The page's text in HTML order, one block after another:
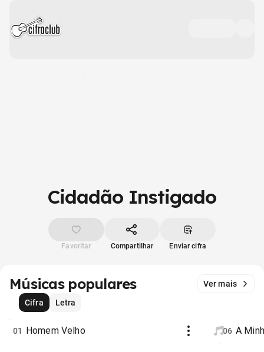
Cidadão Instigado
Favoritar Compartilhar Enviar cifra
Músicas populares
Ver mais
Cifra
Letra
01 Homem Velho 06 A